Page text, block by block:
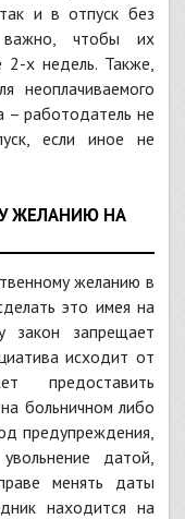
и в отпуск без
важно, чтобы их
х недель. Также,
неоплачиваемого
– работодатель не
если иное не
ЖЕЛАНИЮ НА
желанию в
это имея на
закон запрещает
исходит от
предоставить
больничном либо
предупреждения,
датой,
менять даты
находится на